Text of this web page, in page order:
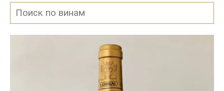
Портвейн
Херес
Красные вина
Текила
Мескаль